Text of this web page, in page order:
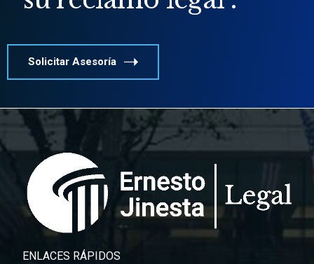
Solicitar Asesoría
ENLACES RÁPIDOS